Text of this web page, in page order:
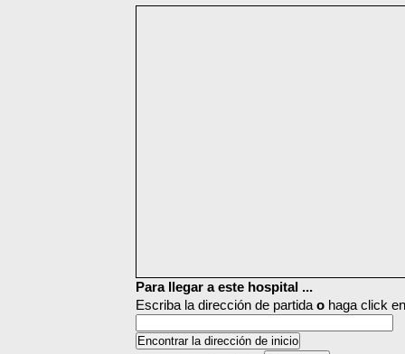
Para llegar a este hospital ...
Escriba la dirección de partida o haga click